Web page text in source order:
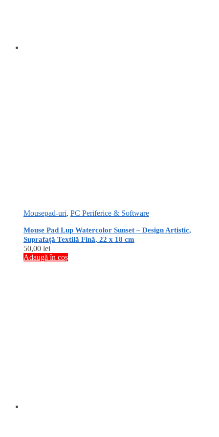
Mousepad-uri, PC Periferice & Software
Mouse Pad Lup Watercolor Sunset – Design Artistic,
Suprafață Textilă Fină, 22 x 18 cm
50,00 lei
Adaugă în coș